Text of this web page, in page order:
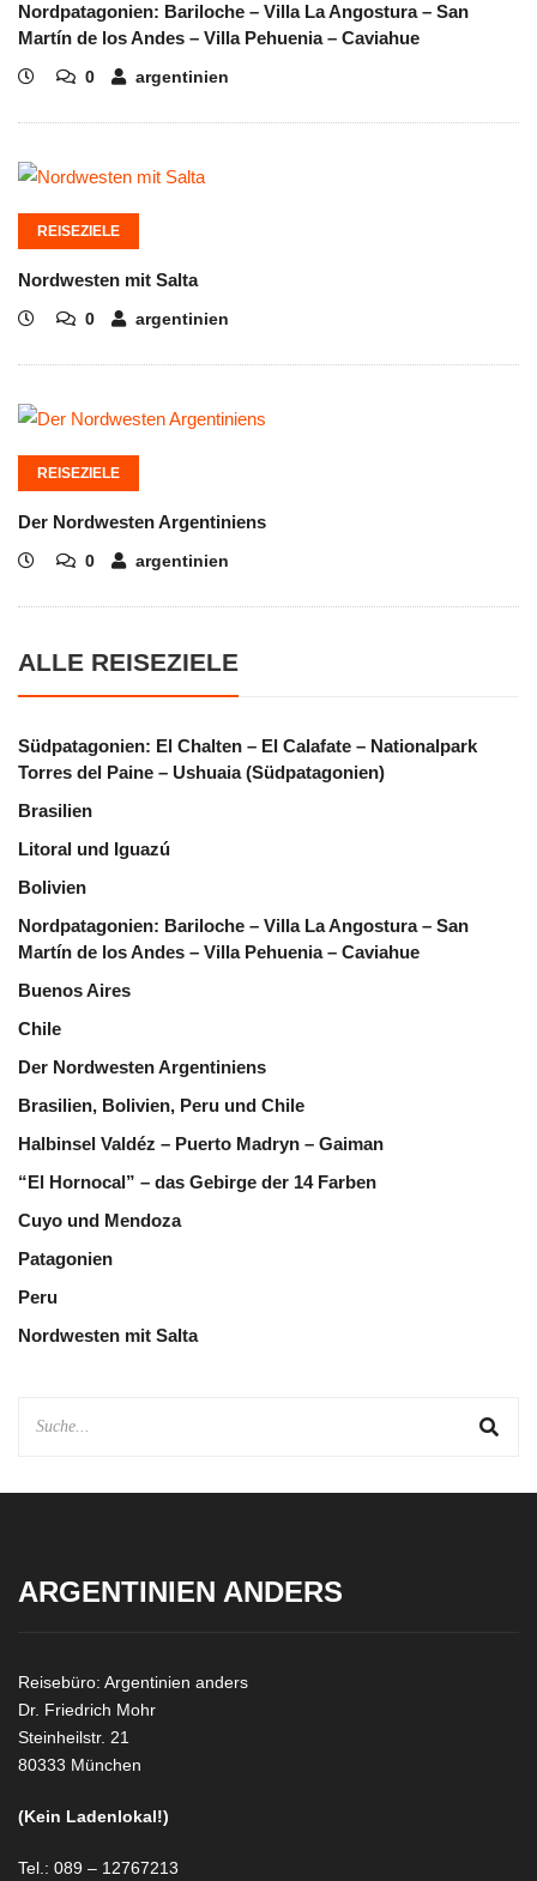
Nordpatagonien: Bariloche – Villa La Angostura – San
Martín de los Andes – Villa Pehuenia – Caviahue
0 argentinien
REISEZIELE
Nordwesten mit Salta
0 argentinien
REISEZIELE
Der Nordwesten Argentiniens
0 argentinien
ALLE REISEZIELE
Südpatagonien: El Chalten – El Calafate – Nationalpark
Torres del Paine – Ushuaia (Südpatagonien)
Brasilien
Litoral und Iguazú
Bolivien
Nordpatagonien: Bariloche – Villa La Angostura – San
Martín de los Andes – Villa Pehuenia – Caviahue
Buenos Aires
Chile
Der Nordwesten Argentiniens
Brasilien, Bolivien, Peru und Chile
Halbinsel Valdéz – Puerto Madryn – Gaiman
“El Hornocal” – das Gebirge der 14 Farben
Cuyo und Mendoza
Patagonien
Peru
Nordwesten mit Salta
ARGENTINIEN ANDERS
Reisebüro: Argentinien anders
Dr. Friedrich Mohr
Steinheilstr. 21
80333 München
(Kein Ladenlokal!)
Tel.: 089 – 12767213